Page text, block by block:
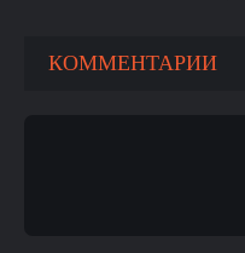
КОММЕНТАРИИ